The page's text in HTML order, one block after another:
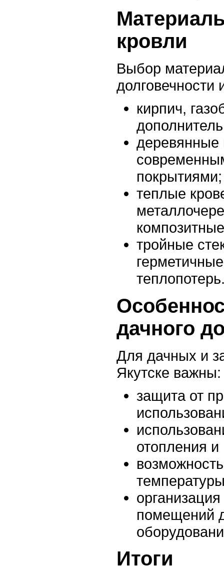
кровли
Выбор
долговечности
кирпич,
деревянные
покрытиями;
теплые
тройные
дачного
Для дачных и
Якутске важны:
защита от
отопления
помещений
Итоги